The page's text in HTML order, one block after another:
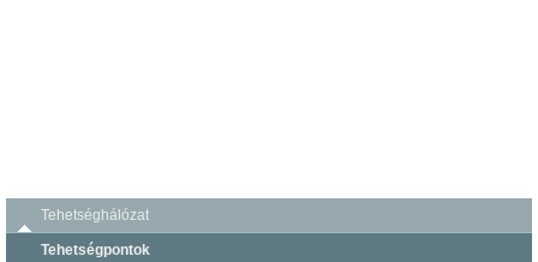
Tehetséghálózat
Tehetségpontok